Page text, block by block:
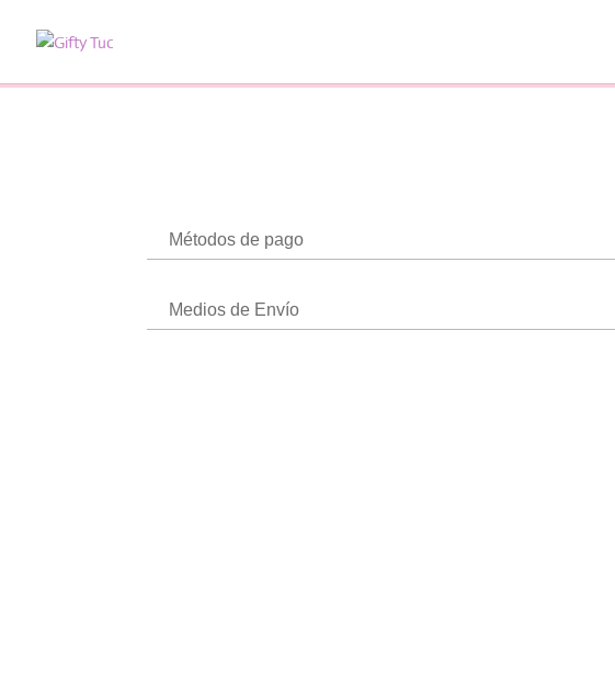
Métodos de pago
Medios de Envío